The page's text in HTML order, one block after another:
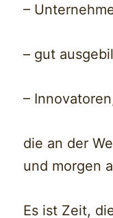
–
– gut
–
die an der
und morgen
Es ist Zeit,